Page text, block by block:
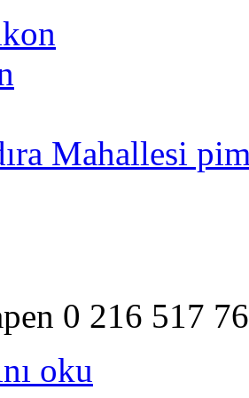
Mahallesi
0 216 517
oku